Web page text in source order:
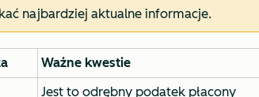
najbardziej aktualne informacje.
Ważne kwestie
Jest to odrębny podatek płacony